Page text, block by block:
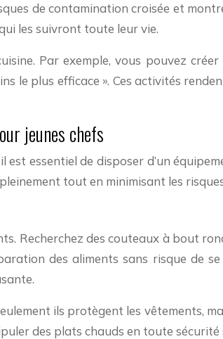
de contamination croisée et
les suivront toute leur vie.
Par exemple, vous pouvez
le plus efficace ». Ces activités
jeunes chefs
essentiel de disposer d’un
tout en minimisant les risques
Recherchez des couteaux à bout
des aliments sans risque de
ils protègent les vêtements,
des plats chauds en toute